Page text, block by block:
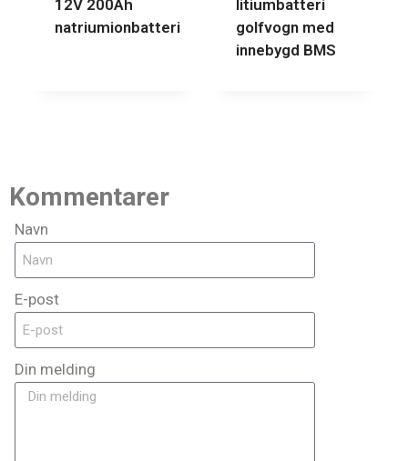
12V 200Ah
natriumionbatteri
litiumbatteri
golfvogn med
innebygd BMS
Kommentarer
Navn
E-post
Din melding